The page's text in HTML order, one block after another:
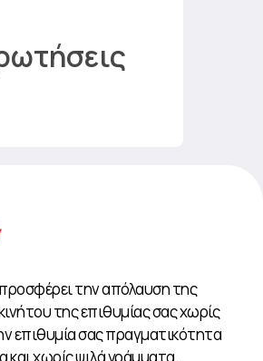
προσφέρει την απόλαυση της
της επιθυμίας σας χωρίς
επιθυμία σας πραγματικότητα